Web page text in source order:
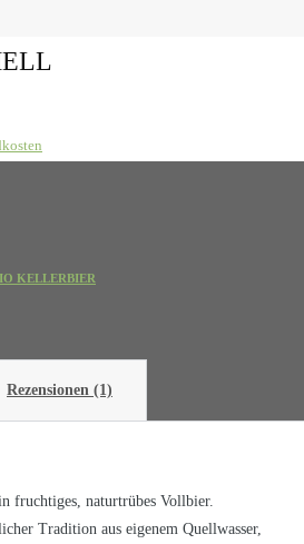
KELLERBIER
Rezensionen (1)
fruchtiges, naturtrübes Vollbier.
Tradition aus eigenem Quellwasser,